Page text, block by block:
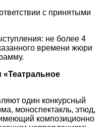
с принятыми
не более 4
времени жюри
один конкурсный
моноспектакль, этюд,
композиционно